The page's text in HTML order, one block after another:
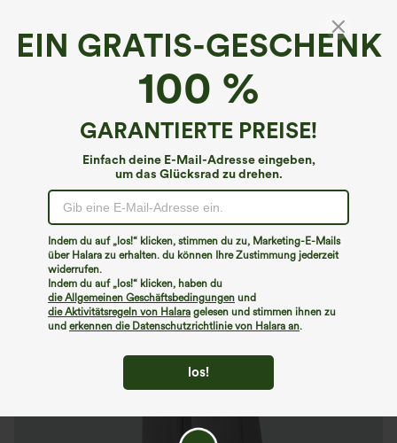
EIN GRATIS-GESCHENK
100 %
GARANTIERTE PREISE!
Einfach deine E-Mail-Adresse eingeben,
um das Glücksrad zu drehen.
Indem du auf „los!“ klicken, stimmen du zu, Marketing-E-Mails
über Halara zu erhalten. du können Ihre Zustimmung jederzeit
widerrufen.
Indem du auf „los!“ klicken, haben du
die Allgemeinen Geschäftsbedingungen und
die Aktivitätsregeln von Halara gelesen und stimmen ihnen zu
und erkennen die Datenschutzrichtlinie von Halara an.
los!
Halara DayStretch*
Niedrige Taille Taschen Casual Bootcut Hose